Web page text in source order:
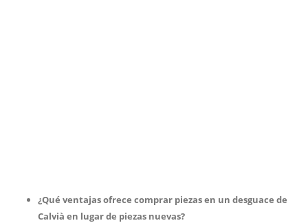
¿Qué ventajas ofrece comprar piezas en un desguace de
Calvià en lugar de piezas nuevas?